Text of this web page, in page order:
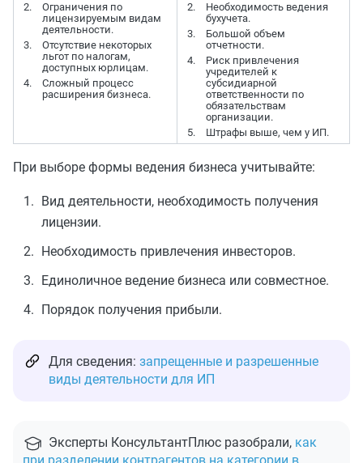
Ограничения по
лицензируемым видам
деятельности.
Отсутствие некоторых
льгот по налогам,
доступных юрлицам.
Сложный процесс
расширения бизнеса.
Необходимость ведения
бухучета.
Большой объем
отчетности.
Риск привлечения
учредителей к
субсидиарной
ответственности по
обязательствам
организации.
Штрафы выше, чем у ИП.
При выборе формы ведения бизнеса учитывайте:
Вид деятельности, необходимость получения
лицензии.
Необходимость привлечения инвесторов.
Единоличное ведение бизнеса или совместное.
Порядок получения прибыли.
Для сведения: запрещенные и разрешенные
виды деятельности для ИП
Эксперты КонсультантПлюс разобрали, как